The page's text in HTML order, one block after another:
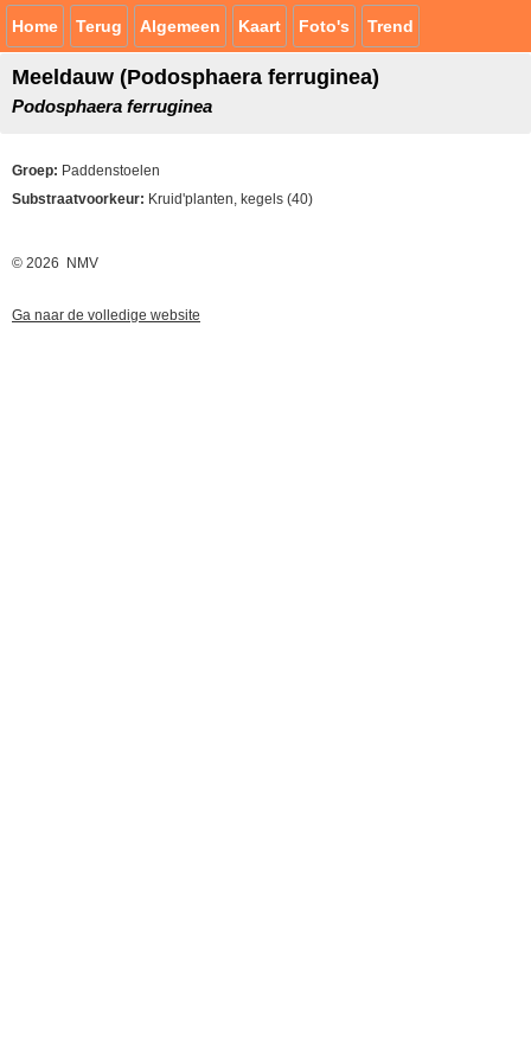
Home Terug Algemeen Kaart Foto's Trend
Meeldauw (Podosphaera ferruginea)
Podosphaera ferruginea
Groep: Paddenstoelen
Substraatvoorkeur: Kruid'planten, kegels (40)
© 2026 NMV
Ga naar de volledige website